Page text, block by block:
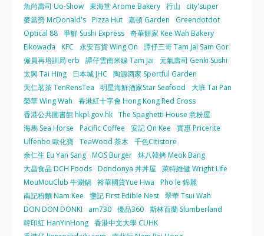
魚尚壽司 Uo-Show 東海堂 Arome Bakery 行山
city'super
麥當勞 McDonald's Pizza Hut 嘉頓 Garden
Greendotdot
Optical 88 爭鮮 Sushi Express 奇華餅家 Kee Wah Bakery
Eikowada
KFC 永安百貨 Wing On
譚仔三哥 Tam Jai Sam Gor
僱員再培訓局 erb
譚仔雲南米線 Tam Jai
元氣壽司 Genki Sushi
太興 Tai Hing
日本城 JHC
陶源酒家 Sportful Garden
天仁茗茶 TenRensTea
明星海鮮酒家Star Seafood
大班 Tai Pan
榮華 Wing Wah
香港紅十字會 Hong Kong Red Cross
香港公共圖書館 hkpl.gov.hk The Spaghetti House 意粉屋
海馬 Sea Horse
Pacific Coffee 安記 On Kee
實惠 Pricerite
Ulfenbo 歐化寶 TeaWood 茶木 千色Citistore
余仁生 Eu Yan Sang MOS Burger 炑八韓烤 Meok Bang
大昌食品 DCH Foods Dondonya 丼丼屋
萊特維健 Wright Life
MouMouClub 牛涮鍋 裕華國貨Yue Hwa
Pho le 錦麗
南記粉麵 Nam Kee
盞記 First Edible Nest 翠華 Tsui Wah
DON DON DONKI
am730 優品360 斯林百蘭 Slumberland
韓印紅 HanYinHong 香港中文大學 CUHK